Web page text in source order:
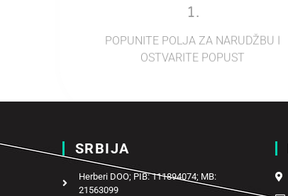
1.
POPUNITE POLJA ZA NARUDŽBU I
OSTVARITE POPUST
SRBIJA
Herberi DOO; PIB: 111894074; MB:
21563099